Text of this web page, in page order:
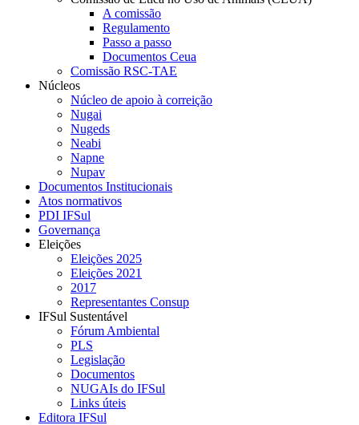
A comissão
Regulamento
Passo a passo
Documentos Ceua
Comissão RSC-TAE
Núcleos
Núcleo de apoio à correição
Nugai
Nugeds
Neabi
Napne
Nupav
Documentos Institucionais
Atos normativos
PDI IFSul
Governança
Eleições
Eleições 2025
Eleições 2021
2017
Representantes Consup
IFSul Sustentável
Fórum Ambiental
PLS
Legislação
Documentos
NUGAIs do IFSul
Links úteis
Editora IFSul